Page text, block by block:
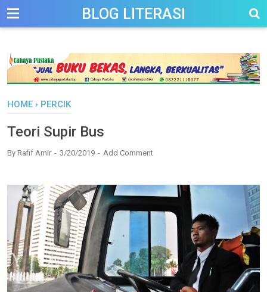
--> BLOG LITERASI
HOME › PERCIK
Teori Supir Bus
By Rafif Amir 3/20/2019 Add Comment